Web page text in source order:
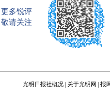
更多锐评
敬请关注
光明日报社概况 关于光明网 报